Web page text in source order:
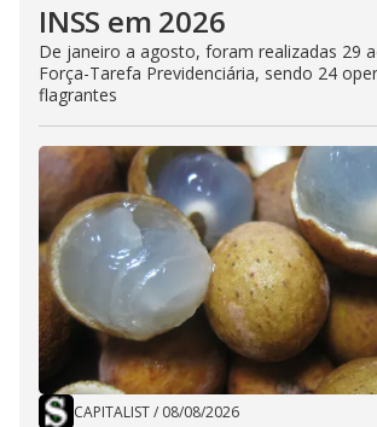
INSS em 2026
De janeiro a agosto, foram realizadas 29
Força-Tarefa Previdenciária, sendo 24
flagrantes
CAPITALIST/ 08/08/2026